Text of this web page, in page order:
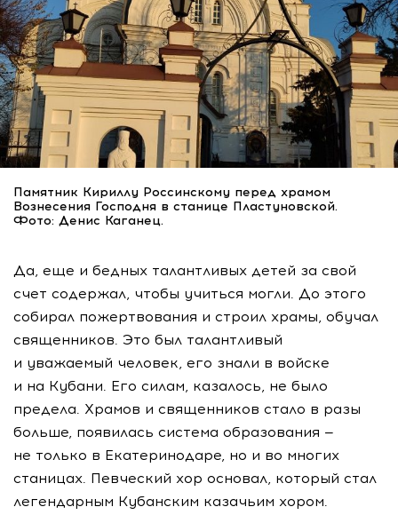
Памятник Кириллу Россинскому перед храмом
Вознесения Господня в станице Пластуновской.
Фото: Денис Каганец.
Да, еще и бедных талантливых детей за свой
счет содержал, чтобы учиться могли. До этого
собирал пожертвования и строил храмы, обучал
священников. Это был талантливый
и уважаемый человек, его знали в войске
и на Кубани. Его силам, казалось, не было
предела. Храмов и священников стало в разы
больше, появилась система образования —
не только в Екатеринодаре, но и во многих
станицах. Певческий хор основал, который стал
легендарным Кубанским казачьим хором.